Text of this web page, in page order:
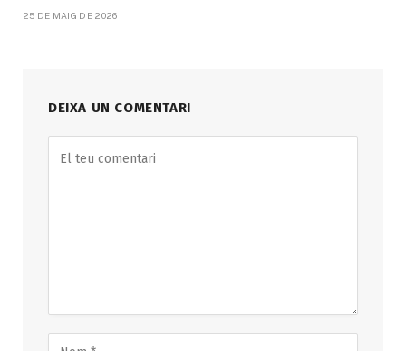
25 DE MAIG DE 2026
DEIXA UN COMENTARI